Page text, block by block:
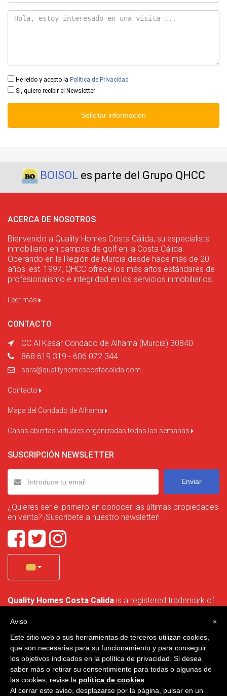
He leído y acepto la Política de Privacidad
Sí, quiero recibir el Newsletter
Solicitar información
BOISOLes parte del Grupo QHCC
ACERCA DE NOSOTROS
Bienvenido a Quality Homes Costa Cálida, su especialista
inmobiliario en campos de golf en la Costa Cálida.
Operando en la Región de Murcia desde hace más de 20
años. est. 1997, QHCC ofrece los más altos estándares de
profesionalismo e integridad en los servicios inmobiliarios.
Leer más
CONTACTO
CC Al Kasar Condado de Alhama (Murcia) 30840
868 619 319 - 606 072 344
sara@qualityhomescostacalida.com
Contacto
Mapa del Condado de Alhama
Casas abiertas virtuales organizadas todas las semanas
SUSCRIPCIÓN NEWSLETTER
Enviar
¿Quieres ser el primero en conocer las últimas propiedades
en venta? ¡Suscríbete a nuestro newsletter!
Quality Homes Costa Calida is a registered trademark of
no. B-30750053 and address: Bella Luz 07-05, 30389 La
Quality Homes Costa Cálida - Todos los derechos reservados
Privacidad Contacto
×
Aviso
Este sitio web o sus herramientas de terceros utilizan cookies,
que son necesarias para su funcionamiento y para conseguir
los objetivos indicados en la política de privacidad. Si desea
saber más o retirar su consentimiento para todas o algunas de
las cookies, revise la política de cookies
Al cerrar este aviso, desplazarse por la página, pulsar en un